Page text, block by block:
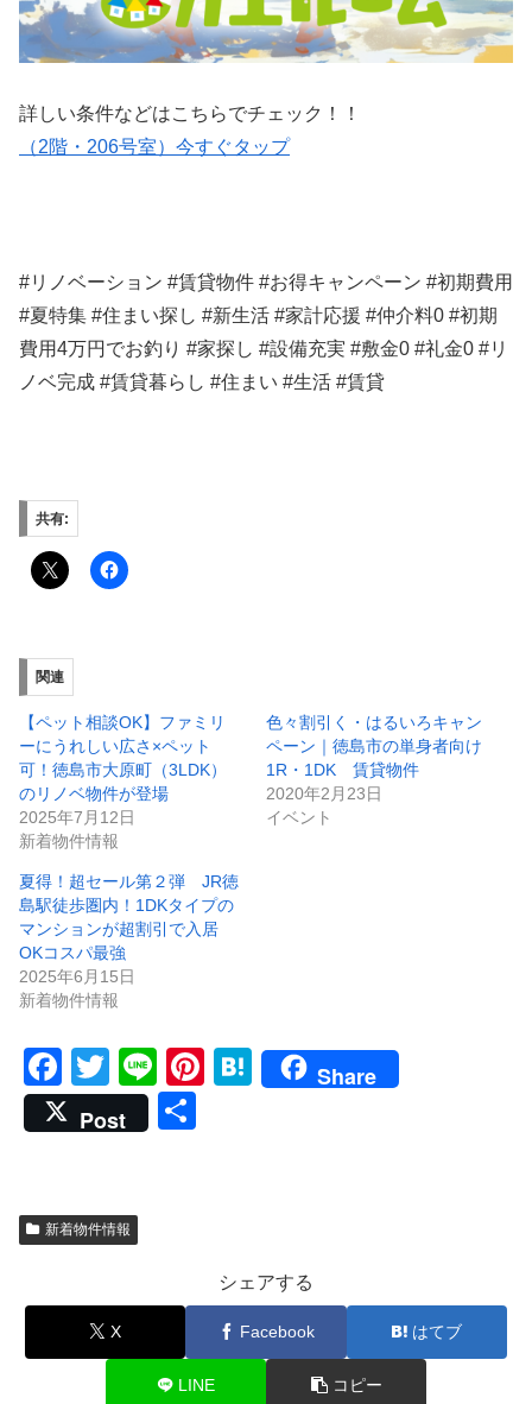
詳しい条件などはこちらでチェック！！
（2階・206号室）今すぐタップ
#リノベーション #賃貸物件 #お得キャンペーン #初期費用
#夏特集 #住まい探し #新生活 #家計応援 #仲介料0 #初期
費用4万円でお釣り #家探し #設備充実 #敷金0 #礼金0 #リ
ノベ完成 #賃貸暮らし #住まい #生活 #賃貸
共有:
関連
【ペット相談OK】ファミリ
ーにうれしい広さ×ペット
可！徳島市大原町（3LDK）
のリノベ物件が登場
2025年7月12日
新着物件情報
色々割引く・はるいろキャン
ペーン｜徳島市の単身者向け
1R・1DK 賃貸物件
2020年2月23日
イベント
夏得！超セール第２弾 JR徳
島駅徒歩圏内！1DKタイプの
マンションが超割引で入居
OKコスパ最強
2025年6月15日
新着物件情報
F
a
c
b
o
o
T
wi
tt
Li
n
e
Pi H
Share
Post
新着物件情報
シェアする
X Facebook はてブ
LINE コピー